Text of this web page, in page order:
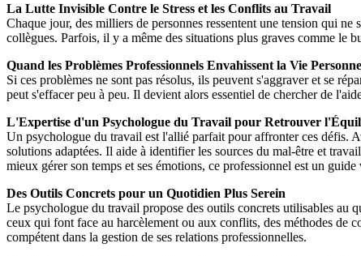
La Lutte Invisible Contre le Stress et les Conflits au Travail
Chaque jour, des milliers de personnes ressentent une tension qui
collègues. Parfois, il y a même des situations plus graves comme le
Quand les Problèmes Professionnels Envahissent la Vie
Si ces problèmes ne sont pas résolus, ils peuvent s'aggraver et se
peut s'effacer peu à peu. Il devient alors essentiel de chercher de
L'Expertise d'un Psychologue du Travail pour Retrouver
Un psychologue du travail est l'allié parfait pour affronter ces défis.
solutions adaptées. Il aide à identifier les sources du mal-être et
mieux gérer son temps et ses émotions, ce professionnel est un
Des Outils Concrets pour un Quotidien Plus Serein
Le psychologue du travail propose des outils concrets utilisables au
ceux qui font face au harcèlement ou aux conflits, des méthodes de
compétent dans la gestion de ses relations professionnelles.